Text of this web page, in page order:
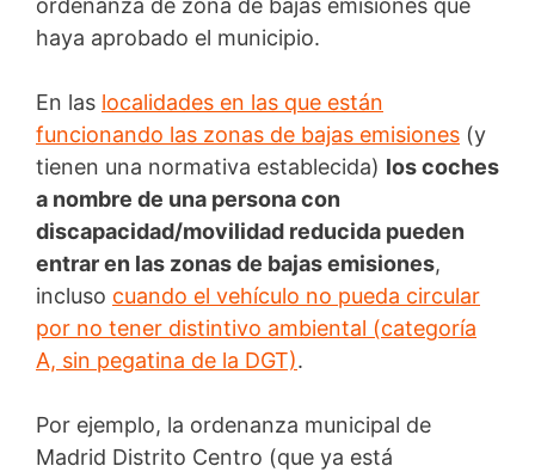
ordenanza de zona de bajas emisiones que
haya aprobado el municipio.
En las localidades en las que están
funcionando las zonas de bajas emisiones (y
tienen una normativa establecida) los coches
a nombre de una persona con
discapacidad/movilidad reducida pueden
entrar en las zonas de bajas emisiones,
incluso cuando el vehículo no pueda circular
por no tener distintivo ambiental (categoría
A, sin pegatina de la DGT).
Por ejemplo, la ordenanza municipal de
Madrid Distrito Centro (que ya está